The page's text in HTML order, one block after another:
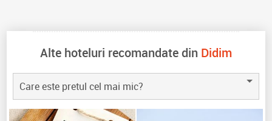
Alte hoteluri recomandate din Didim
Care este pretul cel mai mic?